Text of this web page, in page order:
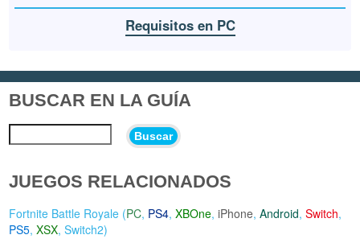
Requisitos en PC
BUSCAR EN LA GUÍA
Buscar
JUEGOS RELACIONADOS
Fortnite Battle Royale (PC, PS4,XBOne,iPhone,Android,Switch,
PS5,XSX,Switch2)